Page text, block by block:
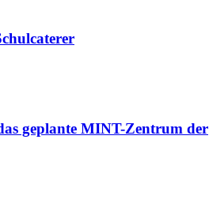
geplante MINT-Zentrum der